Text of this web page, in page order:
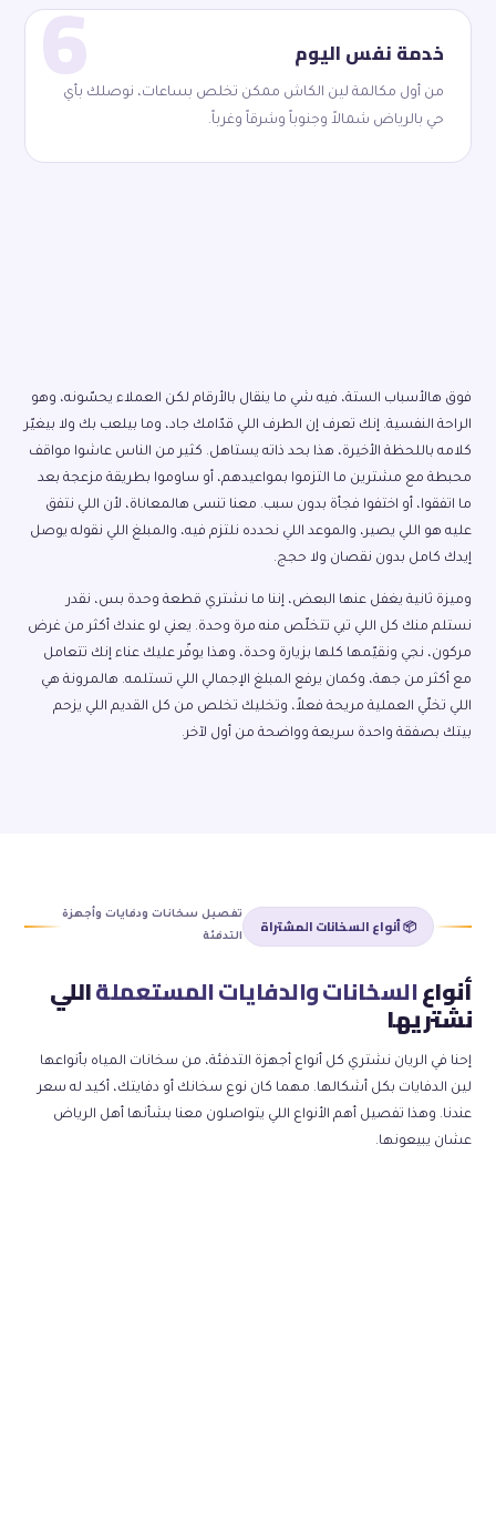
6 خدمة نفس اليوم
من أول مكالمة لين الكاش ممكن تخلص بساعات، نوصلك بأي
حي بالرياض شمالاً وجنوباً وشرقاً وغرباً.
فوق هالأسباب الستة، فيه شي ما ينقال بالأرقام لكن العملاء يحسّونه، وهو
الراحة النفسية. إنك تعرف إن الطرف اللي قدّامك جاد، وما بيلعب بك ولا بيغيّر
كلامه باللحظة الأخيرة، هذا بحد ذاته يستاهل. كثير من الناس عاشوا مواقف
محبطة مع مشترين ما التزموا بمواعيدهم، أو ساوموا بطريقة مزعجة بعد
ما اتفقوا، أو اختفوا فجأة بدون سبب. معنا تنسى هالمعاناة، لأن اللي نتفق
عليه هو اللي يصير، والموعد اللي نحدده نلتزم فيه، والمبلغ اللي نقوله يوصل
إيدك كامل بدون نقصان ولا حجج.
وميزة ثانية يغفل عنها البعض، إننا ما نشتري قطعة وحدة بس، نقدر
نستلم منك كل اللي تبي تتخلّص منه مرة وحدة. يعني لو عندك أكثر من غرض
مركون، نجي ونقيّمها كلها بزيارة وحدة، وهذا يوفّر عليك عناء إنك تتعامل
مع أكثر من جهة، وكمان يرفع المبلغ الإجمالي اللي تستلمه. هالمرونة هي
اللي تخلّي العملية مريحة فعلاً، وتخليك تخلص من كل القديم اللي يزحم
بيتك بصفقة واحدة سريعة وواضحة من أول لآخر.
📦 أنواع السخانات المشتراة
تفصيل سخانات ودفايات وأجهزة
التدفئة
أنواعالسخانات والدفايات المستعملةاللي
نشتريها
إحنا في الريان نشتري كل أنواع أجهزة التدفئة، من سخانات المياه بأنواعها
لين الدفايات بكل أشكالها. مهما كان نوع سخانك أو دفايتك، أكيد له سعر
عندنا. وهذا تفصيل أهم الأنواع اللي يتواصلون معنا بشأنها أهل الرياض
عشان يبيعونها.